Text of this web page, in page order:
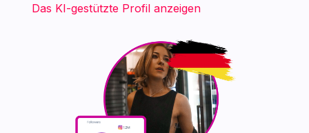
‍ ‍ ‍ ‍ ‍ ‍ ‍ Das KI-gestützte Profil anzeigen ‍ ‍ ‍